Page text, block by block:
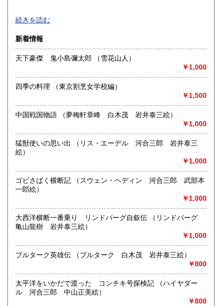
最寄駅：名古屋市営地下鉄鶴舞線
営業時間：12:00～18:00
定休日：火曜日定休(仕入れのため不定休となる場合がござい
書籍の買取について
美術関係、建築関係資料等扱っております。
また、江戸期からの古地図、刷り物など、視覚的に当時の様
店頭へのお持ち込み、宅配便でのご送付のいずれも承りま
す。
どうぞお気軽にご相談ください。
取り扱い分野
歴史、社会科学、自然科学、美術工芸、国語国文、古典籍、
近代文献、趣味、サブカルチャー、古書一般（その他）
続きを読む
新着情報
天下豪傑 鬼小島彌太郎 （雪花山人）
￥1,000
四季の料理 （東京割烹女学校編）
￥1,500
中国戦国物語 （夢梅軒章峰 白木茂 岩井泰三絵）
￥1,000
猛獣使いの思い出 （リス・エーデル 河合三郎 岩井泰三
絵）
￥1,000
ゴビさばく横断記 （スウェン・ヘディン 河合三郎 武部本
一郎絵）
￥1,000
大西洋横断一番乗り リンドバーグ自叙伝 （リンドバーグ
亀山龍樹 岩井泰三絵）
￥1,000
プルターク英雄伝 （プルターク 白木茂 岩井泰三絵）
￥800
太平洋をいかだで渡った コンチキ号探検記 （ハイヤダー
ル 河合三郎 中山正美絵）
￥800